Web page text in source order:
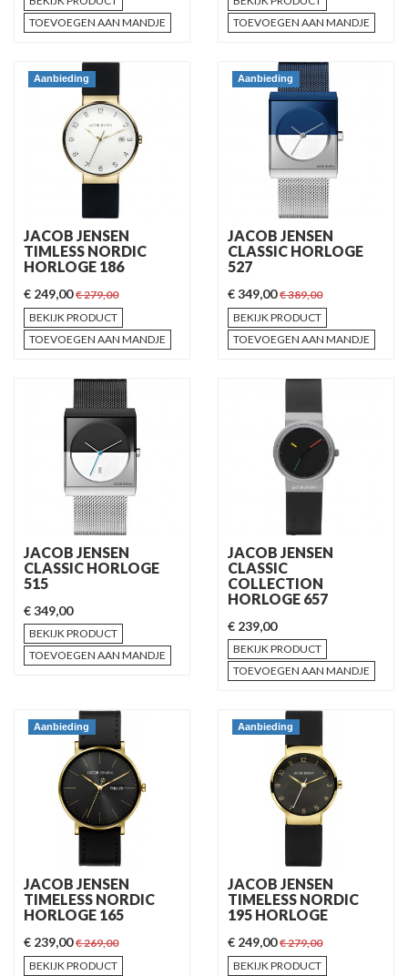
TOEVOEGEN AAN MANDJE
TOEVOEGEN AAN MANDJE
Aanbieding
JACOB JENSEN
TIMLESS NORDIC
HORLOGE 186
€ 249,00€ 279,00
BEKIJK PRODUCT
TOEVOEGEN AAN MANDJE
Aanbieding
JACOB JENSEN
CLASSIC HORLOGE
527
€ 349,00€ 389,00
BEKIJK PRODUCT
TOEVOEGEN AAN MANDJE
JACOB JENSEN
CLASSIC HORLOGE
515
€ 349,00
BEKIJK PRODUCT
TOEVOEGEN AAN MANDJE
JACOB JENSEN
CLASSIC
COLLECTION
HORLOGE 657
€ 239,00
BEKIJK PRODUCT
TOEVOEGEN AAN MANDJE
Aanbieding
JACOB JENSEN
TIMELESS NORDIC
HORLOGE 165
€ 239,00€ 269,00
BEKIJK PRODUCT
Aanbieding
JACOB JENSEN
TIMELESS NORDIC
195 HORLOGE
€ 249,00€ 279,00
BEKIJK PRODUCT